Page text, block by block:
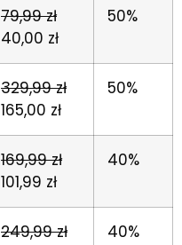
79,99 zł
40,00 zł
50%
329,99 zł
165,00 zł
50%
169,99 zł
101,99 zł
40%
249,99 zł
40%